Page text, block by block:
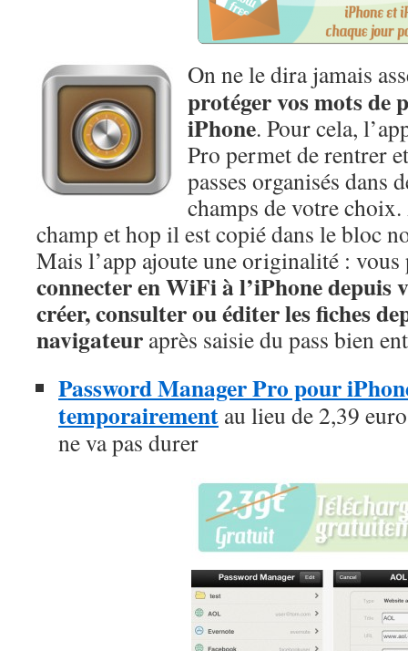
On ne le dira jamais
protéger vos mots de
iPhone. Pour cela,
Pro permet de rentrer
passes organisés dans
champs de votre
champ et hop il est copié dans le bloc
Mais l’app ajoute une originalité :
connecter en WiFi à l’iPhone
créer, consulter ou éditer les fiches
navigateur après saisie du pass bien
Password Manager Pro pour
temporairement au lieu de 2,39
ne va pas durer